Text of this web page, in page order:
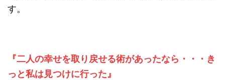
す。
『二人の幸せを取り戻せる術があったなら・・・き
っと私は見つけに行った』